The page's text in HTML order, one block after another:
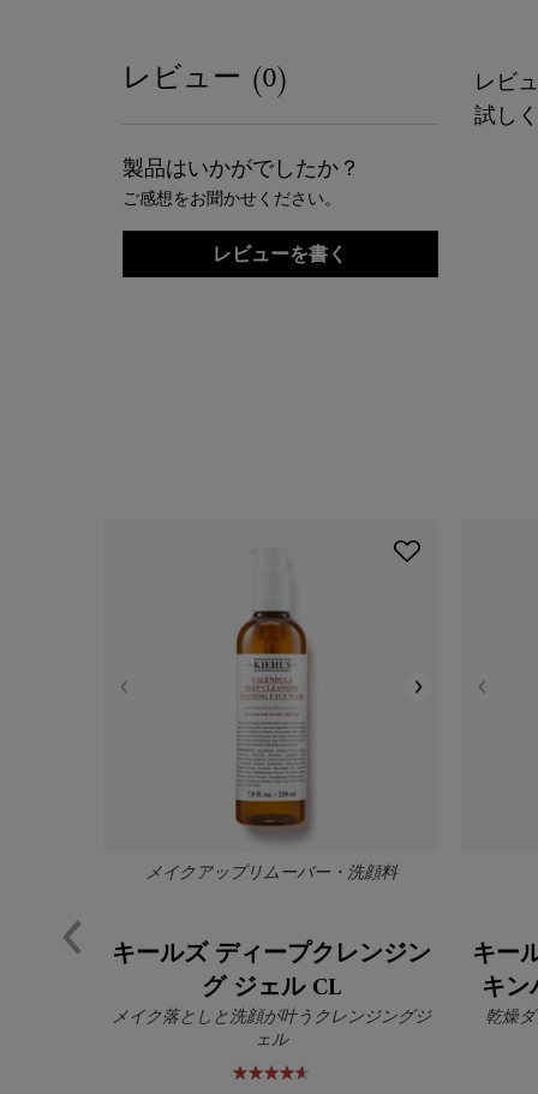
レビュー (0)
製品はいかがでしたか？
ご感想をお聞かせください。
レビューを書く
レビ
試し
メイクアップリムーバー・洗顔料
キールズ ディープクレンジン
グ ジェル CL
メイク落としと洗顔が叶うクレンジングジ
ェル
キー
キ
乾燥